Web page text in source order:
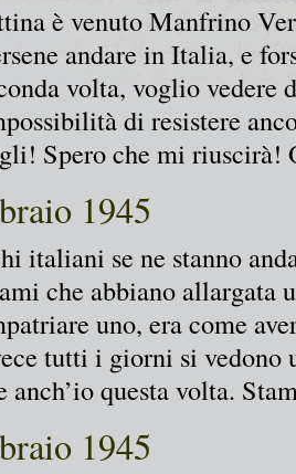
è venuto Manfrino
andare in Italia, e
volta, voglio vedere
di resistere
Spero che mi
1945
italiani se ne stanno
che abbiano allargata
uno, era come
tutti i giorni si
anch’io questa volta.
1945